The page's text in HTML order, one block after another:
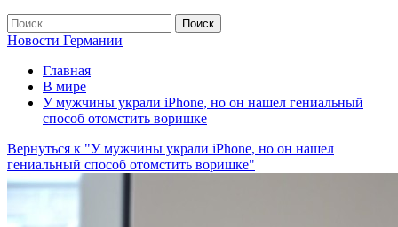
Новости Германии
Главная
В мире
У мужчины украли iPhone, но он нашел гениальный
способ отомстить воришке
Вернуться к "У мужчины украли iPhone, но он нашел
гениальный способ отомстить воришке"